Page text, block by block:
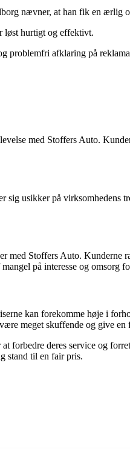
nævner, at han fik en ærlig
løst hurtigt og effektivt.
afklaring på
med Stoffers Auto.
usikker på virksomhedens
med Stoffers Auto. Kunderne
på interesse og omsorg
kan forekomme høje i
meget skuffende og give
forbedre deres service og
stand til en fair pris.